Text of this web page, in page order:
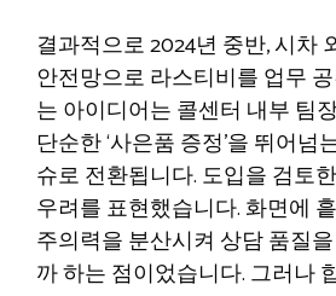
결과적으로 2024년 중반, 시차
안전망으로 라스티비를 업무
는 아이디어는 콜센터 내부 팀
단순한 ‘사은품 증정’을 뛰어넘
슈로 전환됩니다. 도입을 검토
우려를 표현했습니다. 화면에
주의력을 분산시켜 상담 품질
까 하는 점이었습니다. 그러나